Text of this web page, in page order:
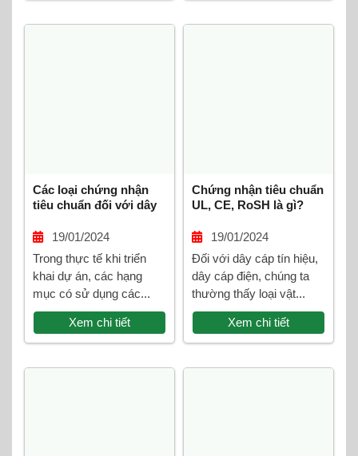
Các loại chứng nhận
tiêu chuẩn đối với dây
19/01/2024
Trong thực tế khi triển
khai dự án, các hạng
mục có sử dụng các...
Xem chi tiết
Chứng nhận tiêu chuẩn
UL, CE, RoSH là gì?
19/01/2024
Đối với dây cáp tín hiệu,
dây cáp điện, chúng ta
thường thấy loại vật...
Xem chi tiết